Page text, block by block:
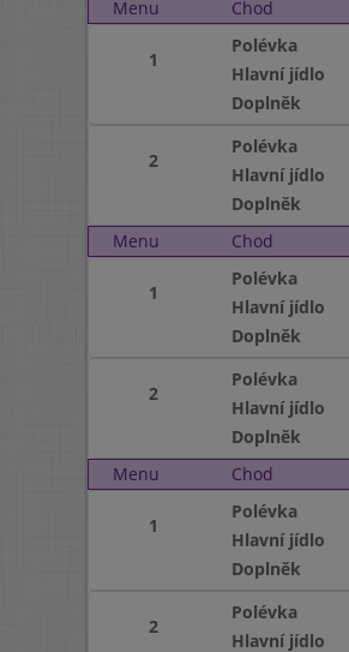
Menu
Chod
1
Polévka
Hlavní jídlo
Doplněk
2
Polévka
Hlavní jídlo
Doplněk
Menu
Chod
1
Polévka
Hlavní jídlo
Doplněk
2
Polévka
Hlavní jídlo
Doplněk
Menu
Chod
1
Polévka
Hlavní jídlo
Doplněk
2
Polévka
Hlavní jídlo